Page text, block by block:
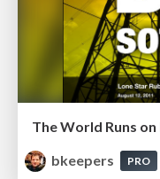
The World Runs
bkeepers
PRO